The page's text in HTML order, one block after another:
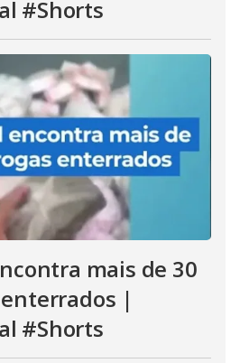
#Shorts
mais de 30
|
#Shorts